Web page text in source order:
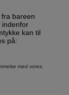
bareen
indenfor
på:
med vores